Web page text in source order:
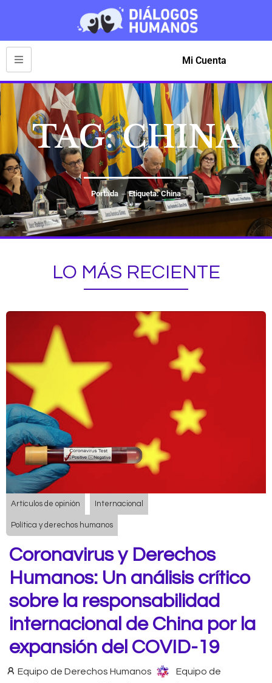
Mi Cuenta
TAG: CHINA
Portada Etiqueta: China
LO MÁS RECIENTE
Artículos de opinión Internacional
Política y derechos humanos
Coronavirus y Derechos
Humanos: Un análisis crítico
sobre la responsabilidad
internacional de China por la
expansión del COVID-19
Equipo de Derechos Humanos
Equipo de